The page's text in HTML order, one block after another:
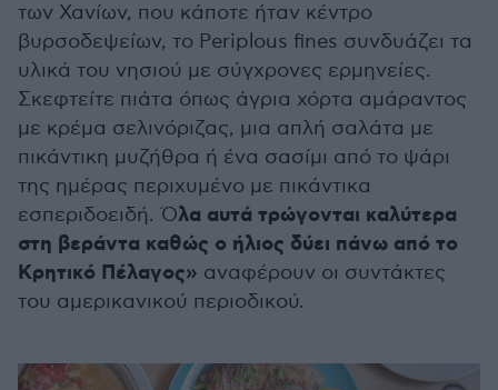
των Χανίων, που κάποτε ήταν κέντρο
βυρσοδεψείων, το Periplous fines συνδυάζει τα
υλικά του νησιού με σύγχρονες ερμηνείες.
Σκεφτείτε πιάτα όπως άγρια ​​χόρτα αμάραντος
με κρέμα σελινόριζας, μια απλή σαλάτα με
πικάντικη μυζήθρα ή ένα σασίμι από το ψάρι
της ημέρας περιχυμένο με πικάντικα
εσπεριδοειδή. Όλα αυτά τρώγονται καλύτερα
στη βεράντα καθώς ο ήλιος δύει πάνω από το
Κρητικό Πέλαγος» αναφέρουν οι συντάκτες
του αμερικανικού περιοδικού.